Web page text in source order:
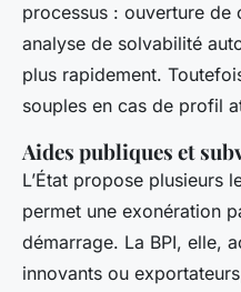
processus : ouverture de
analyse de solvabilité
plus rapidement.
souples en cas de profil
Aides publiques et
L’État propose plusieurs
permet une exonération
démarrage. La BPI, elle,
innovants ou